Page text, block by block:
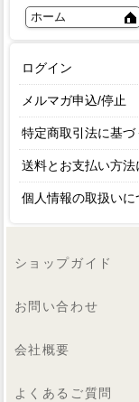
ホーム
ログイン
メルマガ申込/停止
特定商取引法に基づ
送料とお支払い方法
個人情報の取扱いに
ショップガイド
お問い合わせ
会社概要
よくあるご質問